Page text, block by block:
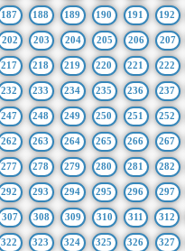
187 188 189 190 191 192
202 203 204 205 206 207
217 218 219 220 221 222
232 233 234 235 236 237
247 248 249 250 251 252
262 263 264 265 266 267
277 278 279 280 281 282
292 293 294 295 296 297
307 308 309 310 311 312
322 323 324 325 326 327